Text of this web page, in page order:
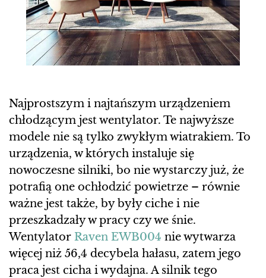
Najprostszym i najtańszym urządzeniem
chłodzącym jest wentylator. Te najwyższe
modele nie są tylko zwykłym wiatrakiem. To
urządzenia, w których instaluje się
nowoczesne silniki, bo nie wystarczy już, że
potrafią one ochłodzić powietrze – równie
ważne jest także, by były ciche i nie
przeszkadzały w pracy czy we śnie.
Wentylator Raven EWB004 nie wytwarza
więcej niż 56,4 decybela hałasu, zatem jego
praca jest cicha i wydajna. A silnik tego